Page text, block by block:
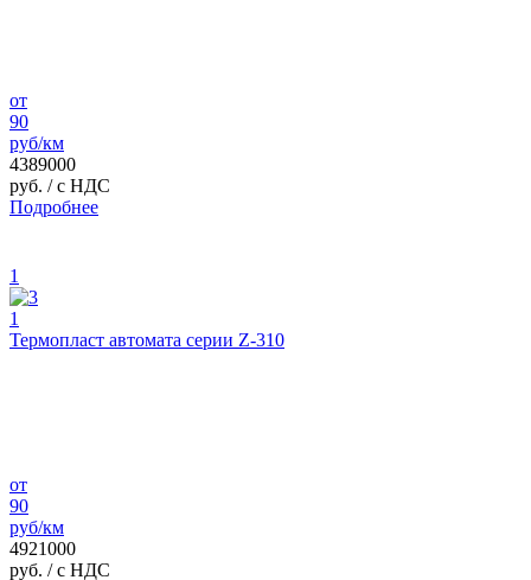
от
90
руб/км
4389000
руб. / с НДС
Подробнее
1
1
Термопласт автомата серии Z-310
от
90
руб/км
4921000
руб. / с НДС